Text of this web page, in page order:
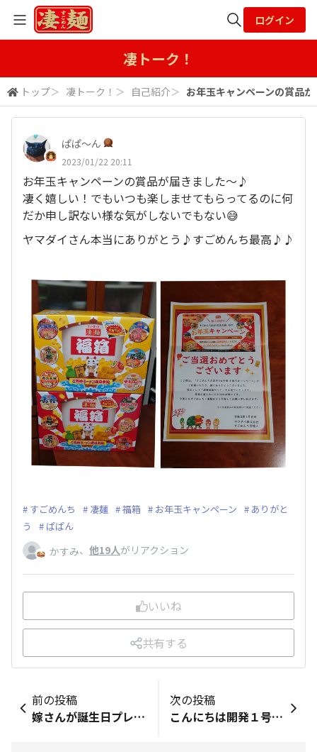
検索
ログイン
凄トーク！
トップ＞ 凄トーク！ ＞ 自己紹介＞ お年玉キャンペーンの賞品
ぱぱ〜ん
2023/01/22 20:11
お年玉キャンペーンの賞品が届きました～♪
凄く嬉しい！でもいつも楽しませてもらってるのに何
だか申し訳ない様な気がしないでもない😅
ヤマダイさん本当にありがとう♪すごめんち最高♪♪
すごめんち 凄麺 福箱 お年玉キャンペーン
ありがと
う
ぱぱん
かすみ、 他19人がリアクション
いいね
共有する
前の投稿
嫁さんが誕生日プレゼントに大津屋のピーナッツバター（100%千葉県産落花生を使用しているそうです）を頂いたのでピーナッツバターのパスタを作ってみました 鰹だしとピーナッツバターと醤油をピーナッツバターが乳化する様に少しずつお湯を入れて混ぜてソースを作りました 想像以上に美味しい出来でびっくりしました
次の投稿
こんにちは開発１号です。 茨城今日は寒いですね！ どんより月曜日ですが今週も頑張っていきましょう！ 金曜土曜に、凄麺がテレビに出ていましたね！ 私もドキドキしながら応援してました。 テレビで誉めてもらえるのはグッときますね！ いやぁほんとにうれしい結果に光栄です。 昨日、近所のお店に買い物に行ったのですが、 札幌と博多がキレイに無くなっていて驚きました！ テレビの力って凄いですね！